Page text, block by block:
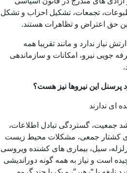
تجمعات، تشکیل احزاب و تشکل
حق اعتراض و تظاهرات هستند.
نیاز ندارد و مانند تقریبا همه
جویی نیرو، امکانات و سازماندهی
این نیروها نیز هست؟
جمعیت، گستردگی تبادل اطلاعات،
کشتار جمعی، مشکلات محیط زیست
سیل، بیماری های کشنده ویروسی
است و نیاز به همه گونه دوراندیشی